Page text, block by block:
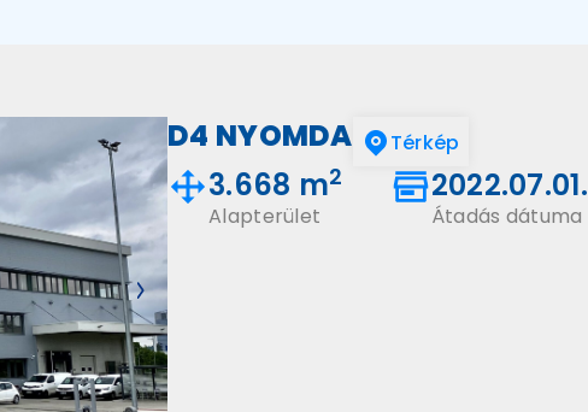
D4 NYOMDA Térkép
3.668 m2
Alapterület
2022.07.01.
Átadás dátuma